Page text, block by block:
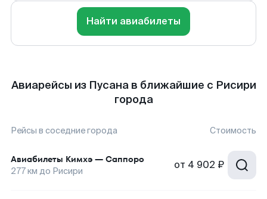
Найти авиабилеты
Авиарейсы из Пусана в ближайшие с Рисири
города
Рейсы в соседние города Стоимость
Авиабилеты Кимхэ — Саппоро
277км до Рисири от 4 902 ₽